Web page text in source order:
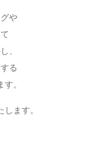
や
、
る
。
ます。